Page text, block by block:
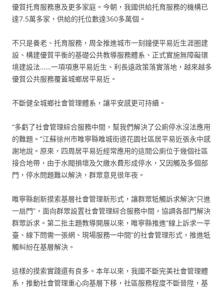
優質托育服務惠及更多家庭。今朝，我國供給托育服務的機構已
達7.5萬多家，供給的托位數達360多萬個。
不只是養老、托育服務，周全推進城市一刻鐘便平易近生涯圈建
設、構建優質平衡的基礎公共教導服務體系、正式實施無障礙環
境建設法……一項項惠平易近生、利長遠政策落實落地，越來越多
優質公共服務覆蓋城鄉居平易近。
不斷健全城鄉社會管理體系，讓平安感更可持續。
“多虧了社會管理綜合服務中間，幫我們解決了公廁停水沒法應用
的難題。”江蘇徐州市睢寧縣睢城街道花園社區居平易近張永中感
謝地說。原來，四周居平易近經常應用的這間公廁位于幾個社區
接合地帶，由于水閥損壞及欠繳水費形成停水，又因觸及多個部
門，停水問題難以解決，群眾意見很年夜。
睢寧縣創新摸索基層社會管理新形式，讓群眾牴觸訴求解決“只進
一扇門”，面向群眾設置社會管理綜合服務中間，協調各部門解決
群眾訴求。第二批主題教導開展以來，睢寧縣推進“線上訴求一平
臺、線下問需一張網、現場服務一中間”的社會管理形式，推進牴
觸糾紛在基層解決。
這樣的摸索實踐還有良多。本年以來，我國不斷完美社會管理體
系，推動社會管理重心向基層下移，社區服務程度不斷晉陞，基